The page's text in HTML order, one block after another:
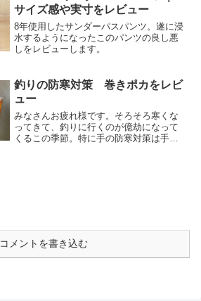
思います。私の体型私の...
サイズ感や実寸をレビュー
8年使用したサンダーパスパンツ。遂に浸
水するようになったこのパンツの良し悪
しをレビューします。
釣りの防寒対策 巻きポカをレビ
ュー
みなさんお疲れ様です。そろそろ寒くな
ってきて、釣りに行くのが億劫になって
くるこの季節。特に手の防寒対策は手袋
コメントを書き込む